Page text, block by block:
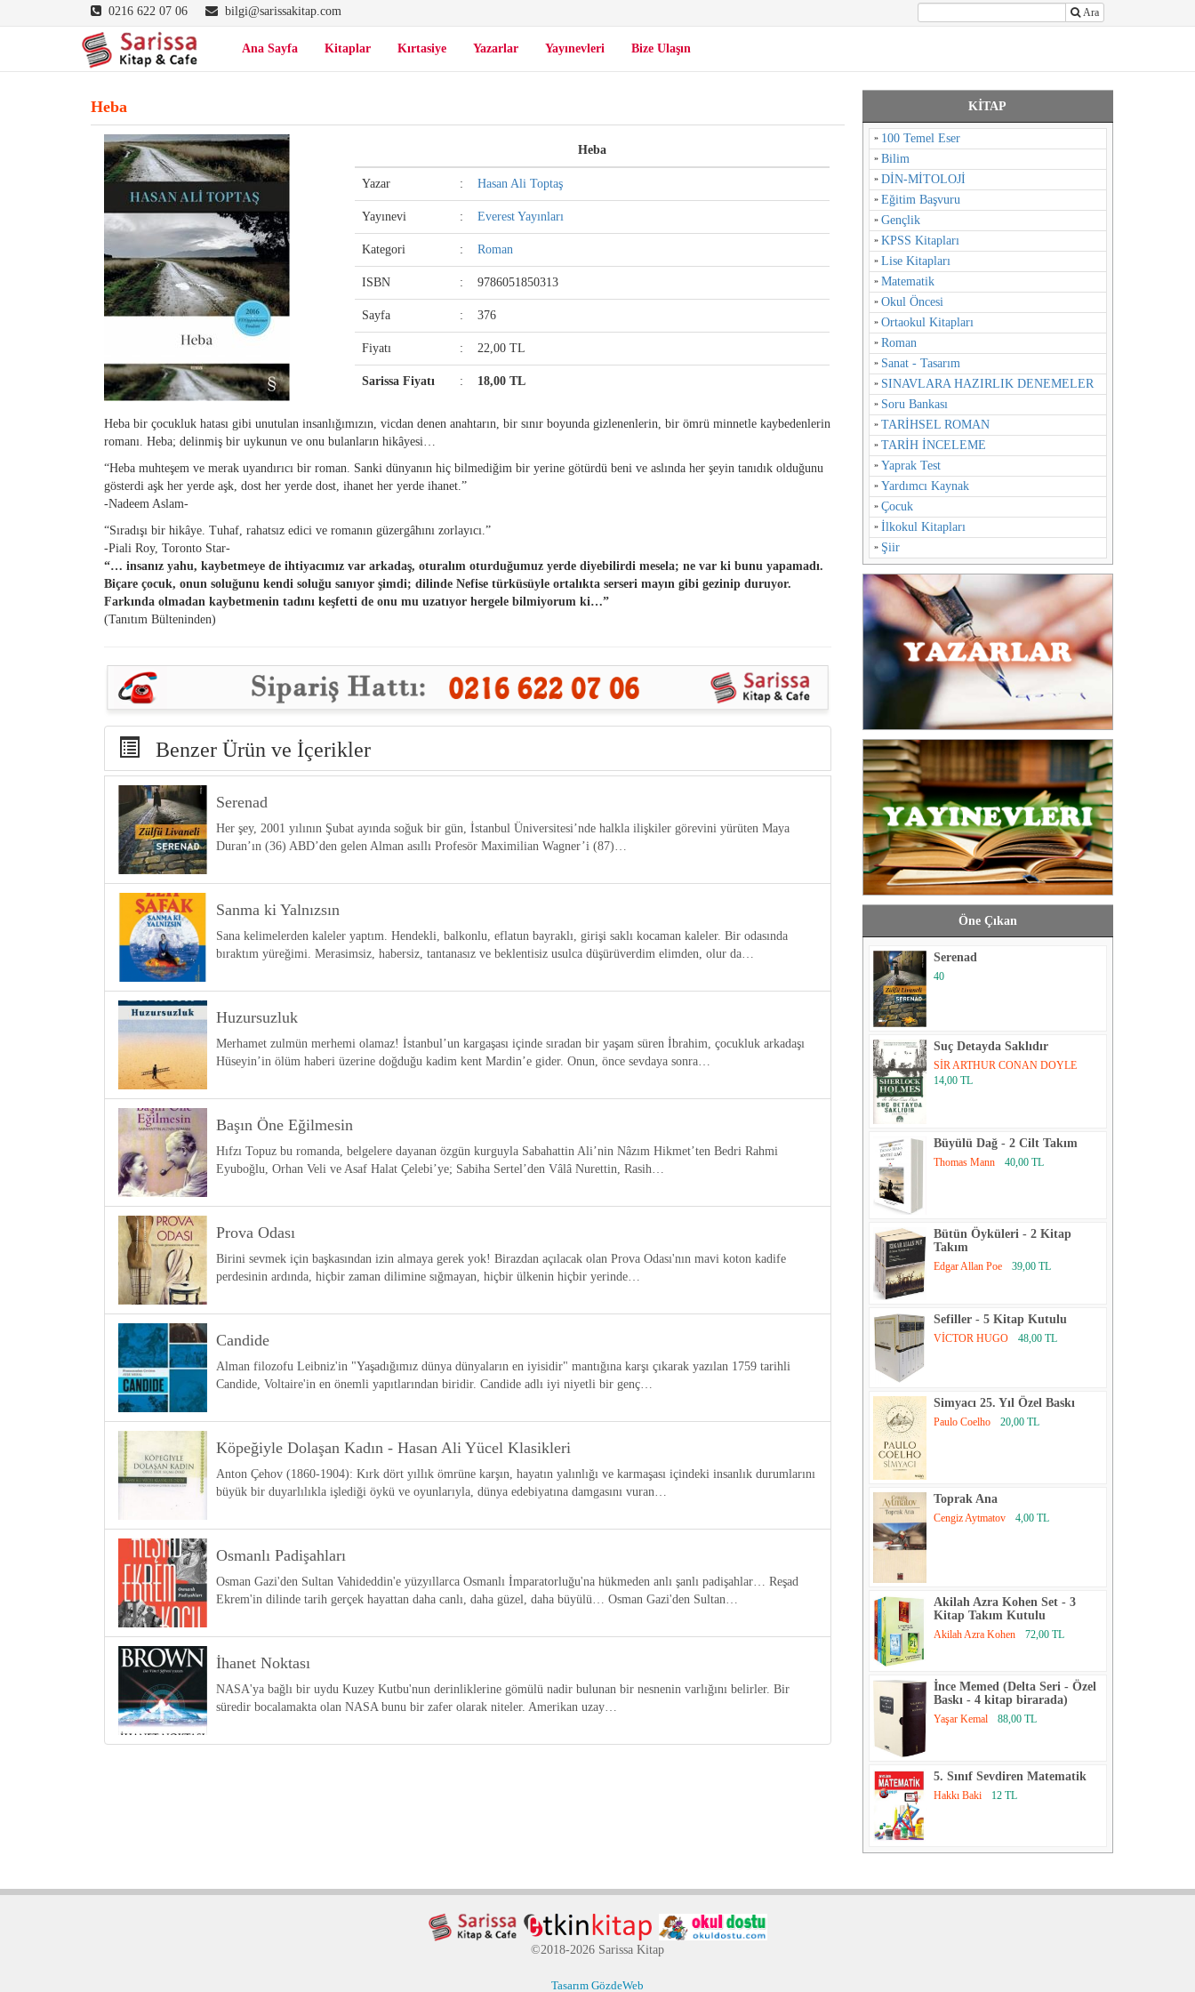
0216 622 07 06 bilgi@sarissakitap.com Ara
Ana Sayfa Kitaplar Kırtasiye Yazarlar Yayınevleri Bize Ulaşın
Heba
Heba
Yazar : Hasan Ali Toptaş
Yayınevi : Everest Yayınları
Kategori : Roman
ISBN : 9786051850313
Sayfa : 376
Fiyatı : 22,00 TL
Sarissa Fiyatı : 18,00 TL
Heba bir çocukluk hatası gibi unutulan insanlığımızın, vicdan denen anahtarın, bir sınır boyunda gizlenenlerin, bir ömrü minnetle kaybedenlerin
romanı. Heba; delinmiş bir uykunun ve onu bulanların hikâyesi…
“Heba muhteşem ve merak uyandırıcı bir roman. Sanki dünyanın hiç bilmediğim bir yerine götürdü beni ve aslında her şeyin tanıdık olduğunu
gösterdi aşk her yerde aşk, dost her yerde dost, ihanet her yerde ihanet.”
-Nadeem Aslam-
“Sıradışı bir hikâye. Tuhaf, rahatsız edici ve romanın güzergâhını zorlayıcı.”
-Piali Roy, Toronto Star-
“… insanız yahu, kaybetmeye de ihtiyacımız var arkadaş, oturalım oturduğumuz yerde diyebilirdi mesela; ne var ki bunu yapamadı.
Biçare çocuk, onun soluğunu kendi soluğu sanıyor şimdi; dilinde Nefise türküsüyle ortalıkta serseri mayın gibi gezinip duruyor.
Farkında olmadan kaybetmenin tadını keşfetti de onu mu uzatıyor hergele bilmiyorum ki…”
(Tanıtım Bülteninden)
Benzer Ürün ve İçerikler
Serenad
Her şey, 2001 yılının Şubat ayında soğuk bir gün, İstanbul Üniversitesi’nde halkla ilişkiler görevini yürüten Maya
Duran’ın (36) ABD’den gelen Alman asıllı Profesör Maximilian Wagner’i (87)…
Sanma ki Yalnızsın
Sana kelimelerden kaleler yaptım. Hendekli, balkonlu, eflatun bayraklı, girişi saklı kocaman kaleler. Bir odasında
bıraktım yüreğimi. Merasimsiz, habersiz, tantanasız ve beklentisiz usulca düşürüverdim elimden, olur da…
Huzursuzluk
Merhamet zulmün merhemi olamaz! İstanbul’un kargaşası içinde sıradan bir yaşam süren İbrahim, çocukluk arkadaşı
Hüseyin’in ölüm haberi üzerine doğduğu kadim kent Mardin’e gider. Onun, önce sevdaya sonra…
Başın Öne Eğilmesin
Hıfzı Topuz bu romanda, belgelere dayanan özgün kurguyla Sabahattin Ali’nin Nâzım Hikmet’ten Bedri Rahmi
Eyuboğlu, Orhan Veli ve Asaf Halat Çelebi’ye; Sabiha Sertel’den Vâlâ Nurettin, Rasih…
Prova Odası
Birini sevmek için başkasından izin almaya gerek yok! Birazdan açılacak olan Prova Odası'nın mavi koton kadife
perdesinin ardında, hiçbir zaman dilimine sığmayan, hiçbir ülkenin hiçbir yerinde…
Candide
Alman filozofu Leibniz'in "Yaşadığımız dünya dünyaların en iyisidir" mantığına karşı çıkarak yazılan 1759 tarihli
Candide, Voltaire'in en önemli yapıtlarından biridir. Candide adlı iyi niyetli bir genç…
Köpeğiyle Dolaşan Kadın - Hasan Ali Yücel Klasikleri
Anton Çehov (1860-1904): Kırk dört yıllık ömrüne karşın, hayatın yalınlığı ve karmaşası içindeki insanlık durumlarını
büyük bir duyarlılıkla işlediği öykü ve oyunlarıyla, dünya edebiyatına damgasını vuran…
Osmanlı Padişahları
Osman Gazi'den Sultan Vahideddin'e yüzyıllarca Osmanlı İmparatorluğu'na hükmeden anlı şanlı padişahlar… Reşad
Ekrem'in dilinde tarih gerçek hayattan daha canlı, daha güzel, daha büyülü… Osman Gazi'den Sultan…
İhanet Noktası
NASA'ya bağlı bir uydu Kuzey Kutbu'nun derinliklerine gömülü nadir bulunan bir nesnenin varlığını belirler. Bir
süredir bocalamakta olan NASA bunu bir zafer olarak niteler. Amerikan uzay…
KİTAP
100 Temel Eser
Bilim
DİN-MİTOLOJİ
Eğitim Başvuru
Gençlik
KPSS Kitapları
Lise Kitapları
Matematik
Okul Öncesi
Ortaokul Kitapları
Roman
Sanat - Tasarım
SINAVLARA HAZIRLIK DENEMELER
Soru Bankası
TARİHSEL ROMAN
TARİH İNCELEME
Yaprak Test
Yardımcı Kaynak
Çocuk
İlkokul Kitapları
Şiir
Öne Çıkan
Serenad
40
Suç Detayda Saklıdır
SİR ARTHUR CONAN DOYLE
14,00 TL
Büyülü Dağ - 2 Cilt Takım
Thomas Mann 40,00 TL
Bütün Öyküleri - 2 Kitap
Takım
Edgar Allan Poe 39,00 TL
Sefiller - 5 Kitap Kutulu
VİCTOR HUGO 48,00 TL
Simyacı 25. Yıl Özel Baskı
Paulo Coelho 20,00 TL
Toprak Ana
Cengiz Aytmatov 4,00 TL
Akilah Azra Kohen Set - 3
Kitap Takım Kutulu
Akilah Azra Kohen 72,00 TL
İnce Memed (Delta Seri - Özel
Baskı - 4 kitap birarada)
Yaşar Kemal 88,00 TL
5. Sınıf Sevdiren Matematik
Hakkı Baki 12 TL
©2018-2026 Sarissa Kitap
Tasarım GözdeWeb